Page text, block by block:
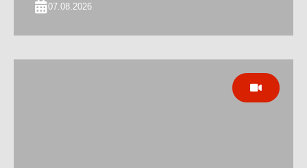
07.08.2026